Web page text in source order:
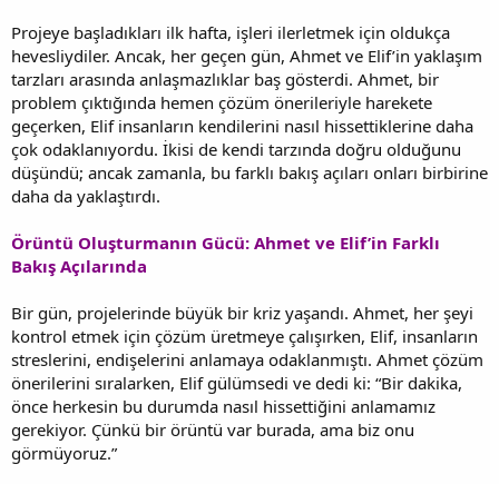
Projeye başladıkları ilk hafta, işleri ilerletmek için oldukça
hevesliydiler. Ancak, her geçen gün, Ahmet ve Elif’in yaklaşım
tarzları arasında anlaşmazlıklar baş gösterdi. Ahmet, bir
problem çıktığında hemen çözüm önerileriyle harekete
geçerken, Elif insanların kendilerini nasıl hissettiklerine daha
çok odaklanıyordu. İkisi de kendi tarzında doğru olduğunu
düşündü; ancak zamanla, bu farklı bakış açıları onları birbirine
daha da yaklaştırdı.
Örüntü Oluşturmanın Gücü: Ahmet ve Elif’in Farklı
Bakış Açılarında
Bir gün, projelerinde büyük bir kriz yaşandı. Ahmet, her şeyi
kontrol etmek için çözüm üretmeye çalışırken, Elif, insanların
streslerini, endişelerini anlamaya odaklanmıştı. Ahmet çözüm
önerilerini sıralarken, Elif gülümsedi ve dedi ki: “Bir dakika,
önce herkesin bu durumda nasıl hissettiğini anlamamız
gerekiyor. Çünkü bir örüntü var burada, ama biz onu
görmüyoruz.”